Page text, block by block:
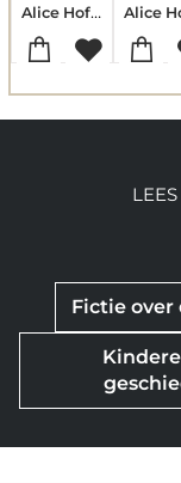
Alice Hoffman
Fictie over